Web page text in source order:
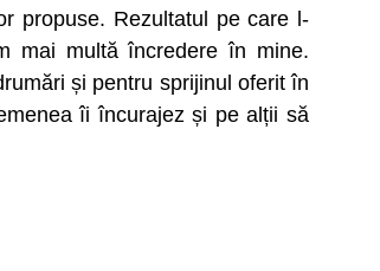
propuse. Rezultatul pe care l-
mai multă încredere în mine.
și pentru sprijinul oferit în
îi încurajez și pe alții să